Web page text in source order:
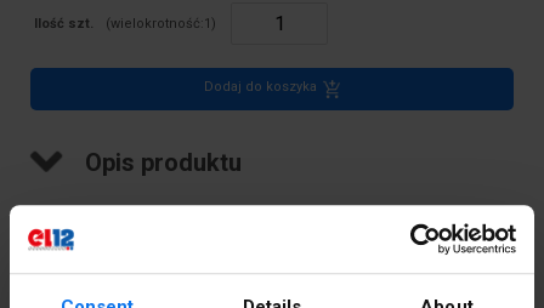
Ilość szt. (wielokrotność:1 )
Dodaj do koszyka
Opis produktu
Lampa wykonana ze stali lakierowanej